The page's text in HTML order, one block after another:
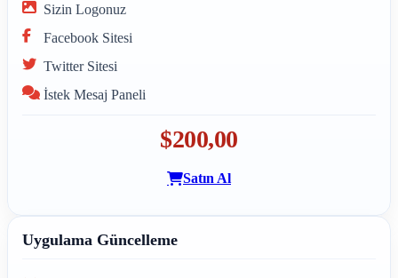
Sizin Logonuz
Facebook Sitesi
Twitter Sitesi
İstek Mesaj Paneli
$200,00
Satın Al
Uygulama Güncelleme